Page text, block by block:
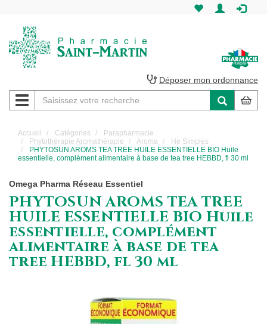
Martin
Pharmacie
Saint-
Martin
Déposer mon ordonnance
Navigation
Accueil Catégories
Parapharmacie
Phytothérapie Aromathérapie
Aroma
He Simples
PHYTOSUN AROMS TEA TREE HUILE ESSENTIELLE BIO Huile
essentielle, complément alimentaire à base de tea tree HEBBD, fl 30 ml
Omega Pharma Réseau Essentiel
PHYTOSUN AROMS TEA TREE
HUILE ESSENTIELLE BIO Huile
essentielle, complément
alimentaire à base de tea
tree HEBBD, fl 30 ml